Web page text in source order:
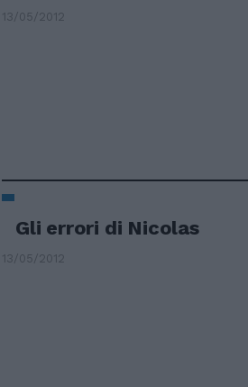
13/05/2012
Gli errori di Nicolas
13/05/2012